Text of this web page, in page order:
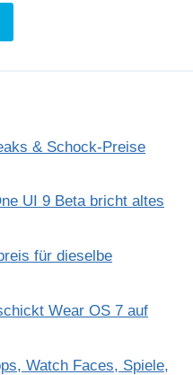
& Schock-Preise
UI 9 Beta bricht altes
für dieselbe
Wear OS 7 auf
Watch Faces, Spiele,